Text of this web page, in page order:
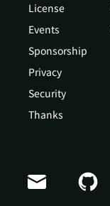
License
Events
Sponsorship
Privacy
Security
Thanks